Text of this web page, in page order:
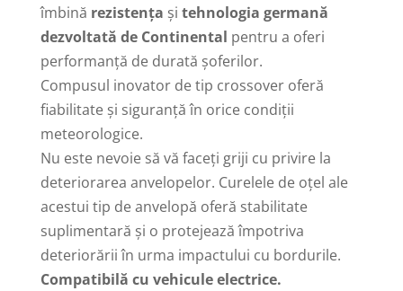
îmbină rezistența și tehnologia germană
dezvoltată de Continental pentru a oferi
performanță de durată șoferilor.
Compusul inovator de tip crossover oferă
fiabilitate și siguranță în orice condiții
meteorologice.
Nu este nevoie să vă faceți griji cu privire la
deteriorarea anvelopelor. Curelele de oțel ale
acestui tip de anvelopă oferă stabilitate
suplimentară și o protejează împotriva
deteriorării în urma impactului cu bordurile.
Compatibilă cu vehicule electrice.